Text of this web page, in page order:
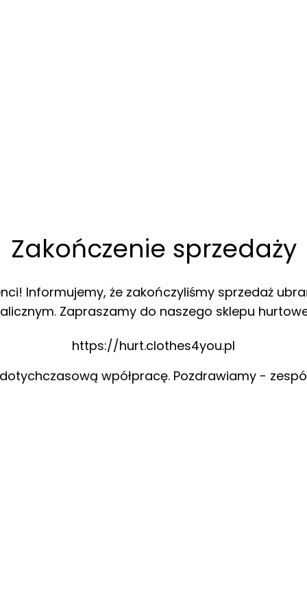
Zakończenie sprzedaży
Informujemy, że zakończyliśmy sprzedaż
Zapraszamy do naszego sklepu
https://hurt.clothes4you.pl
wpółpracę. Pozdrawiamy -